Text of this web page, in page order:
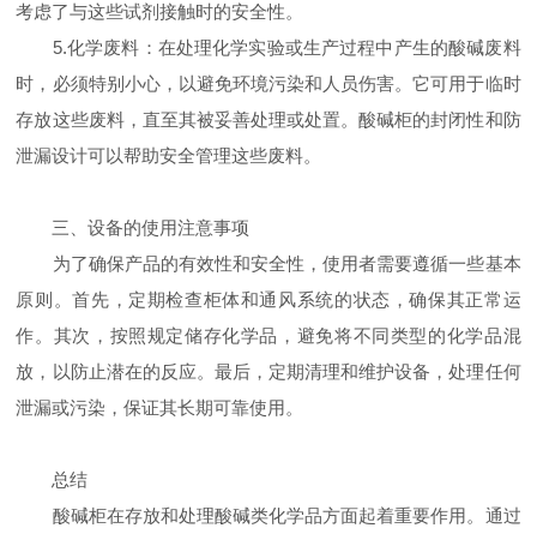
考虑了与这些试剂接触时的安全性。
5.化学废料：在处理化学实验或生产过程中产生的酸碱废料
时，必须特别小心，以避免环境污染和人员伤害。它可用于临时
存放这些废料，直至其被妥善处理或处置。酸碱柜的封闭性和防
泄漏设计可以帮助安全管理这些废料。
三、设备的使用注意事项
为了确保产品的有效性和安全性，使用者需要遵循一些基本
原则。首先，定期检查柜体和通风系统的状态，确保其正常运
作。其次，按照规定储存化学品，避免将不同类型的化学品混
放，以防止潜在的反应。最后，定期清理和维护设备，处理任何
泄漏或污染，保证其长期可靠使用。
总结
酸碱柜在存放和处理酸碱类化学品方面起着重要作用。通过